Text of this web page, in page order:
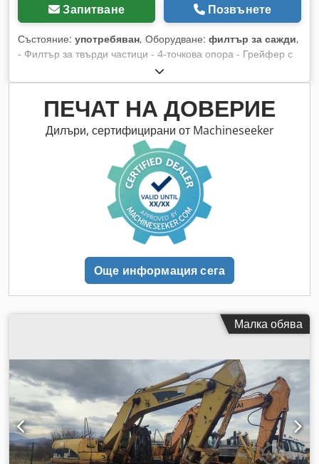
опции за плащане 🔄 Обмисляте други варианти за
оборудване? Предлагаме полезни инструменти и ресурси
за всички собственици и оператори на оборудване – лесно
достъпни на нашата платформа.
Запитване Позвънете
Състояние: употребяван, Оборудване: филтър за сажди,
- Филтър за твърди частици - 4-точкова опора - Грейфер с
ротор - 11 740 работни часа Окачване: Хидравлично
Codpsy Srd Esfx Af Djha
ПЕЧАТ НА ДОВЕРИЕ
Дилъри, сертифицирани от Machineseeker
Още информация сега
Малка обява